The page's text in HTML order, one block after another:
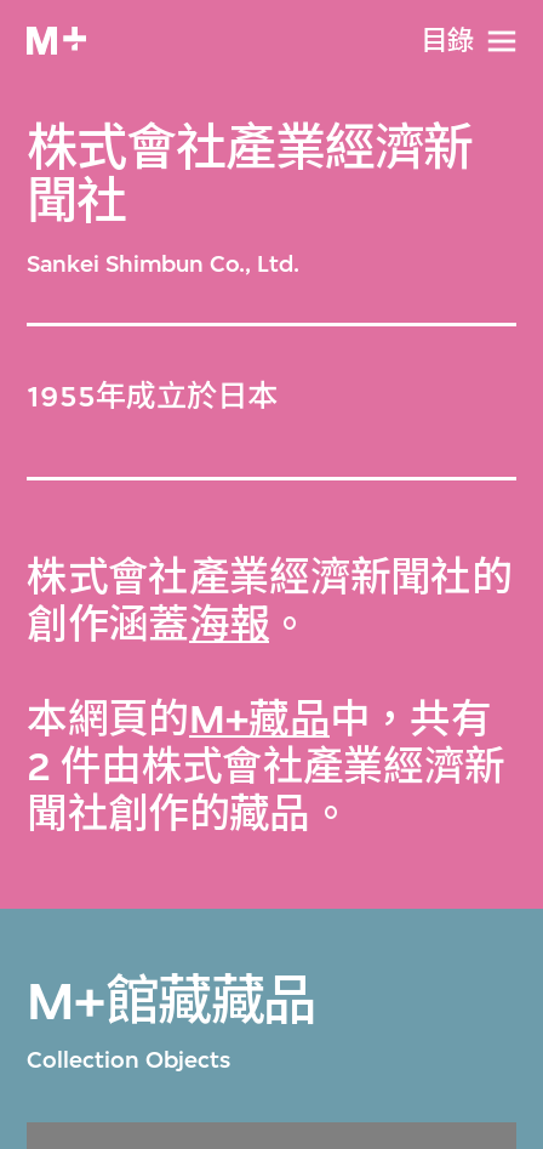
目​錄
株式會社產業經濟新
聞社
Sankei Shimbun Co., Ltd.
1955年成立於日本
株式會社產業經濟新聞社的
創作涵蓋海報 。
本網頁的M+藏品中，共有
2 件由株式會社產業經濟新
聞社創作的藏品。
M+館藏藏品
Collection Objects